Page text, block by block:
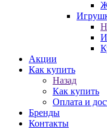
Акции
Как купить
Назад
Как купить
Оплата и
Бренды
Контакты